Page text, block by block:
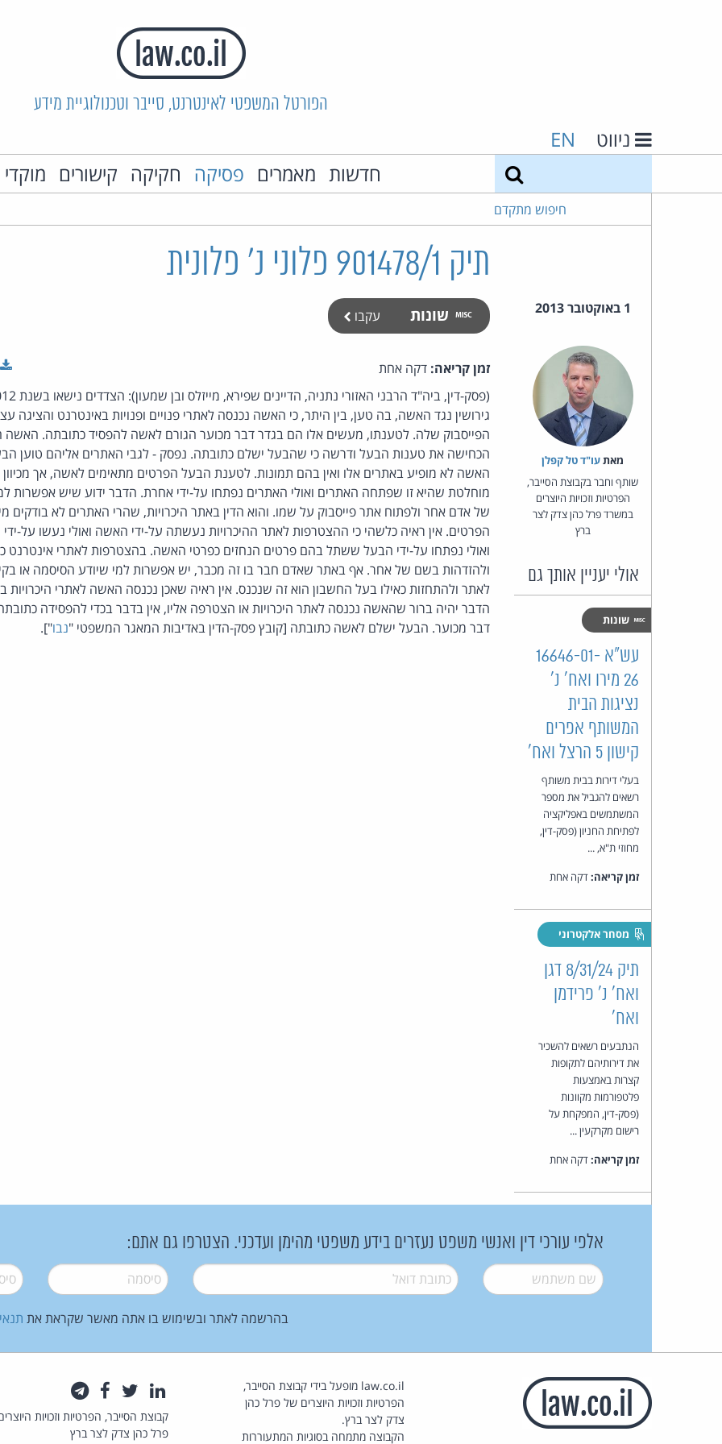
הפורטל המשפטי לאינטרנט, סייבר וטכנולוגיית מידע
ניווט EN
חדשות מאמרים פסיקה חקיקה קישורים
חיפוש מתקדם
תיק 901478/1 פלוני נ' פלונית
1 באוקטובר 2013 שונות עקבו
מאת‏עו"ד טל קפלן
שותף וחבר בקבוצת הסייבר,
הפרטיות וזכויות היוצרים
במשרד פרל כהן צדק לצר
ברץ
אולי יעניין אותך גם
שונות
עש"א 16646-01-
26 מירו ואח' נ'
נציגות הבית
המשותף אפרים
קישון 5 הרצל ואח'
בעלי דירות בבית משותף
רשאים להגביל את מספר
המשתמשים באפליקציה
לפתיחת החניון (פסק-דין,
מחוזי ת"א, ...
זמן קריאה:דקה אחת
מסחר אלקטרוני
תיק 8/31/24 דגן
ואח' נ' פרידמן
ואח'
הנתבעים רשאים להשכיר
את דירותיהם לתקופות
קצרות באמצעות
פלטפורמות מקוונות
(פסק-דין, המפקחת על
רישום מקרקעין ...
זמן קריאה:דקה אחת
זמן קריאה: דקה אחת
גירושין נגד האשה, בה טען, בין היתר, כי האשה נכנסה לאתרי פנויים ופנויות באינטרנט והציגה
הפייסבוק שלה. לטענתו, מעשים אלו הם בגדר דבר מכוער הגורם לאשה להפסיד כתובתה.
הכחישה את טענות הבעל ודרשה כי שהבעל ישלם כתובתה. נפסק - לגבי האתרים אליהם טוען
האשה לא מופיע באתרים אלו ואין בהם תמונות. לטענת הבעל הפרטים מתאימים לאשה, אך מכיוון
מוחלטת שהיא זו שפתחה האתרים ואולי האתרים נפתחו על-ידי אחרת. הדבר ידוע שיש אפשרות
של אדם אחר ולפתוח אתר פייסבוק על שמו. והוא הדין באתר היכרויות, שהרי האתרים לא בודקים
הפרטים. אין ראיה כלשהי כי ההצטרפות לאתר ההיכרויות נעשתה על-ידי האשה ואולי נעשו על-
ואולי נפתחו על-ידי הבעל ששתל בהם פרטים הנחזים כפרטי האשה. בהצטרפות לאתרי אינטרנט כל
ולהזדהות בשם של אחר. אף באתר שאדם חבר בו זה מכבר, יש אפשרות למי שיודע הסיסמה או
לאתר ולהתחזות כאילו בעל החשבון הוא זה שנכנס. אין ראיה שאכן נכנסה האשה לאתרי היכרויות
הדבר יהיה ברור שהאשה נכנסה לאתר היכרויות או הצטרפה אליו, אין בדבר בכדי להפסידה
דבר מכוער. הבעל ישלם לאשה כתובתה [קובץ פסק-הדין באדיבות המאגר המשפטי "נבו"].
אלפי עורכי דין ואנשי משפט נעזרים בידע משפטי מהימן ועדכני. הצטרפו גם אתם:
שם משתמש* דואל* סיסמה*
בהרשמה לאתר ובשימוש בו אתה מאשר שקראת את
law.co.il מופעל בידי קבוצת הסייבר,
הפרטיות וזכויות היוצרים של פרל כהן
צדק לצר ברץ.
הקבוצה מתמחה בסוגיות המתעוררות
לינקדאין
טוויטרפייסבוק
קבוצת הסייבר, הפרטיות וזכויות
פרל כהן צדק לצר ברץ